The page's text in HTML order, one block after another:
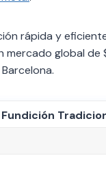
rápida y
global de